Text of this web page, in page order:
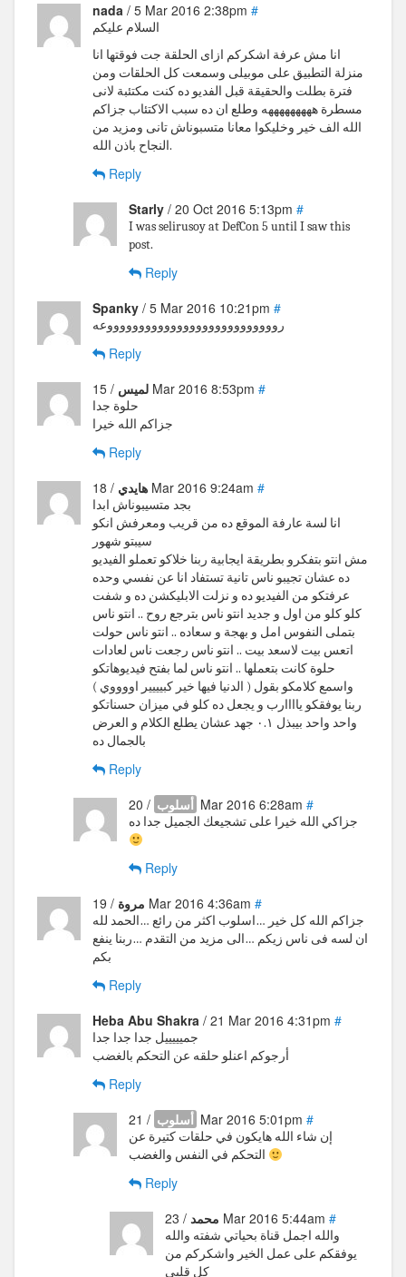
nada / 5 Mar 2016 2:38pm #
السلام عليكم
انا مش عرفة اشكركم ازاى الحلقة جت فوقتها انا
منزلة التطبيق على موبيلى وسمعت كل الحلقات ومن
فترة بطلت والحقيقة قبل الفديو ده كنت مكتئبة لانى
مسطرة هههههههههه وطلع ان ده سبب الاكتئاب جزاكم
الله الف خير وخليكوا معانا متسبوناش تانى ومزيد من
النجاح باذن الله.
Reply
Starly / 20 Oct 2016 5:13pm #
I was selirusoy at DefCon 5 until I saw this
post.
Reply
Spanky / 5 Mar 2016 10:21pm #
روووووووووووووووووووووووووووعه
Reply
لميس / 15 Mar 2016 8:53pm #
حلوة جدا
جزاكم الله خيرا
Reply
هايدي / 18 Mar 2016 9:24am #
بجد متسيبوناش ابدا
انا لسة عارفة الموقع ده من قريب ومعرفش انكو
سيبتو شهور
مش انتو بتفكرو بطريقة ايجابية ربنا خلاكو تعملو الفيديو
ده عشان تجيبو ناس تانية تستفاد انا عن نفسي وحده
عرفتكو من الفيديو ده و نزلت الابليكشن ده و شفت
كلو كلو من اول و جديد انتو ناس بترجع روح .. انتو ناس
بتملى النفوس امل و بهجة و سعاده .. انتو ناس حولت
اتعس بيت لاسعد بيت .. انتو ناس رجعت ناس لعادات
حلوة كانت بتعملها .. انتو ناس لما بفتح فيديوهاتكو
واسمع كلامكو بقول ( الدنيا فيها خير كبيييير اووووي )
ربنا يوفقكو ياااارب و يجعل ده كلو في ميزان حسناتكو
واحد واحد بيبذل ٠.١ جهد عشان يطلع الكلام و العرض
بالجمال ده
Reply
أسلوب / 20 Mar 2016 6:28am #
جزاكي الله خيرا على تشجيعك الجميل جدا ده
Reply
مروة / 19 Mar 2016 4:36am #
جزاكم الله كل خير …اسلوب اكثر من رائع …الحمد لله
ان لسه فى ناس زيكم …الى مزيد من التقدم …ربنا ينفع
بكم
Reply
Heba Abu Shakra / 21 Mar 2016 4:31pm #
جميييييل جدا جدا جدا
أرجوكم اعنلو حلقه عن التحكم بالغضب
Reply
أسلوب / 21 Mar 2016 5:01pm #
إن شاء الله هايكون في حلقات كتيرة عن
Reply
محمد / 23 Mar 2016 5:44am #
والله اجمل قناة بحياتي شفته والله
يوفقكم على عمل الخير واشكركم من
كل قلبي